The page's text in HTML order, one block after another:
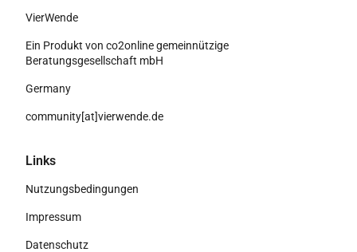
VierWende
Ein Produkt von co2online gemeinnützige
Beratungsgesellschaft mbH
Germany
community[at]vierwende.de
Links
Nutzungsbedingungen
Impressum
Datenschutz